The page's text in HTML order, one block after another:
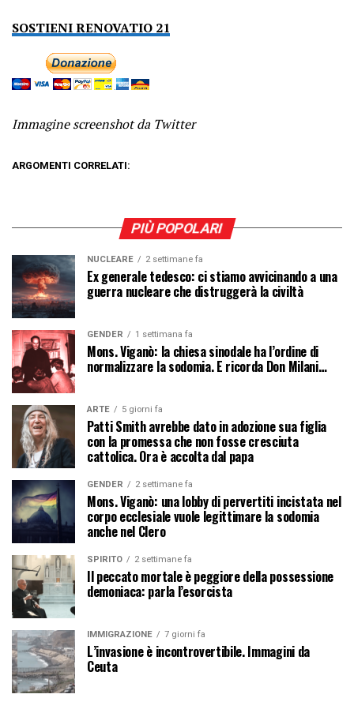
SOSTIENI RENOVATIO 21
Immagine screenshot da Twitter
ARGOMENTI CORRELATI:
PIÙ POPOLARI
NUCLEARE 2 settimane fa
Ex generale tedesco: ci stiamo avvicinando a una
guerra nucleare che distruggerà la civiltà
GENDER 1 settimana fa
Mons. Viganò: la chiesa sinodale ha l’ordine di
normalizzare la sodomia. E ricorda Don Milani…
ARTE 5 giorni fa
Patti Smith avrebbe dato in adozione sua figlia
con la promessa che non fosse cresciuta
cattolica. Ora è accolta dal papa
GENDER 2 settimane fa
Mons. Viganò: una lobby di pervertiti incistata nel
corpo ecclesiale vuole legittimare la sodomia
anche nel Clero
SPIRITO 2 settimane fa
Il peccato mortale è peggiore della possessione
demoniaca: parla l’esorcista
IMMIGRAZIONE 7 giorni fa
L’invasione è incontrovertibile. Immagini da
Ceuta